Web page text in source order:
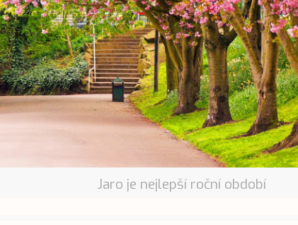
Jaro je nejlepší roční období